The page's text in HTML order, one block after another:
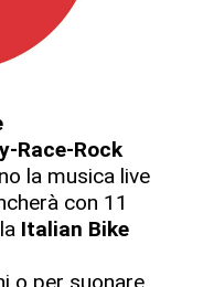
Race-Rock
la musica live
con 11
Italian Bike